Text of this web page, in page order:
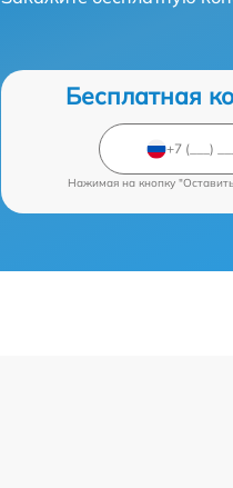
Бесплатная
Нажимая на кнопку